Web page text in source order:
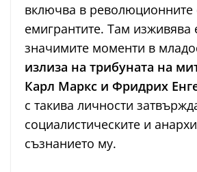
включва в революционните
емигрантите. Там изживява
значимите моменти в
излиза на трибуната на
Карл Маркс и Фридрих
с такива личности
социалистическите и
съзнанието му.